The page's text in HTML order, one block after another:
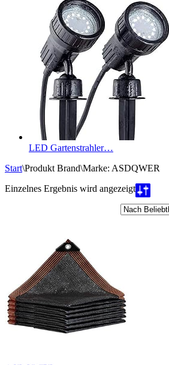
LED Gartenstrahler…
Start\Produkt Brand\Marke: ASDQWER
Einzelnes Ergebnis wird angezeigt